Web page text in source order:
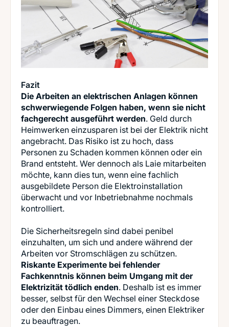
Fazit
Die Arbeiten an elektrischen Anlagen können
schwerwiegende Folgen haben, wenn sie nicht
fachgerecht ausgeführt werden. Geld durch
Heimwerken einzusparen ist bei der Elektrik nicht
angebracht. Das Risiko ist zu hoch, dass
Personen zu Schaden kommen können oder ein
Brand entsteht. Wer dennoch als Laie mitarbeiten
möchte, kann dies tun, wenn eine fachlich
ausgebildete Person die Elektroinstallation
überwacht und vor Inbetriebnahme nochmals
kontrolliert.
Die Sicherheitsregeln sind dabei penibel
einzuhalten, um sich und andere während der
Arbeiten vor Stromschlägen zu schützen.
Riskante Experimente bei fehlender
Fachkenntnis können beim Umgang mit der
Elektrizität tödlich enden. Deshalb ist es immer
besser, selbst für den Wechsel einer Steckdose
oder den Einbau eines Dimmers, einen Elektriker
zu beauftragen.